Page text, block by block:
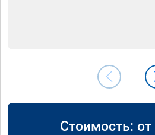
Стоимость: от